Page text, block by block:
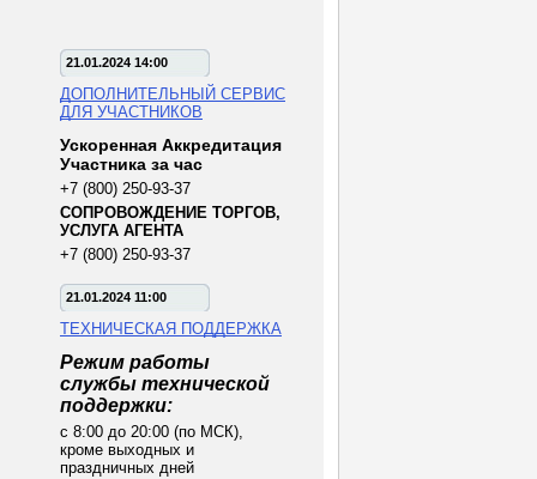
21.01.2024 14:00
ДОПОЛНИТЕЛЬНЫЙ СЕРВИС
ДЛЯ УЧАСТНИКОВ
Ускоренная Аккредитация
Участника за час
+7 (800) 250-93-37
СОПРОВОЖДЕНИЕ ТОРГОВ,
УСЛУГА АГЕНТА
+7 (800) 250-93-37
21.01.2024 11:00
ТЕХНИЧЕСКАЯ ПОДДЕРЖКА
Режим работы
службы технической
поддержки:
с 8:00 до 20:00 (по МСК),
кроме выходных и
праздничных дней